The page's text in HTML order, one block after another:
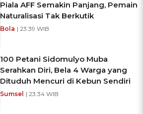
Piala AFF Semakin Panjang, Pemain
Naturalisasi Tak Berkutik
Bola | 23:39 WIB
100 Petani Sidomulyo Muba
Serahkan Diri, Bela 4 Warga yang
Dituduh Mencuri di Kebun Sendiri
Sumsel | 23:34 WIB